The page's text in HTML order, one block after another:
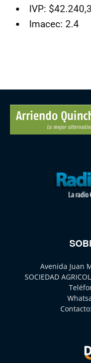
IVP:
Imacec: 2.4
Avenida Juan
SOCIEDAD
Contacto: